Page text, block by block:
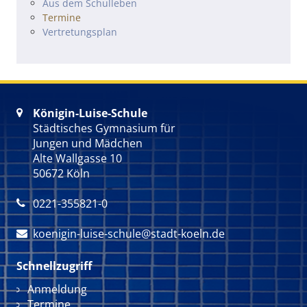
Navigation überspringen
Aus dem Schulleben
Termine
Vertretungsplan

Königin-Luise-Schule
Städtisches Gymnasium für
Jungen und Mädchen
Alte Wallgasse 10
50672 Köln
 0221-355821-0
 koenigin-luise-schule@stadt-koeln.de
Schnellzugriff
Navigation überspringen
Anmeldung